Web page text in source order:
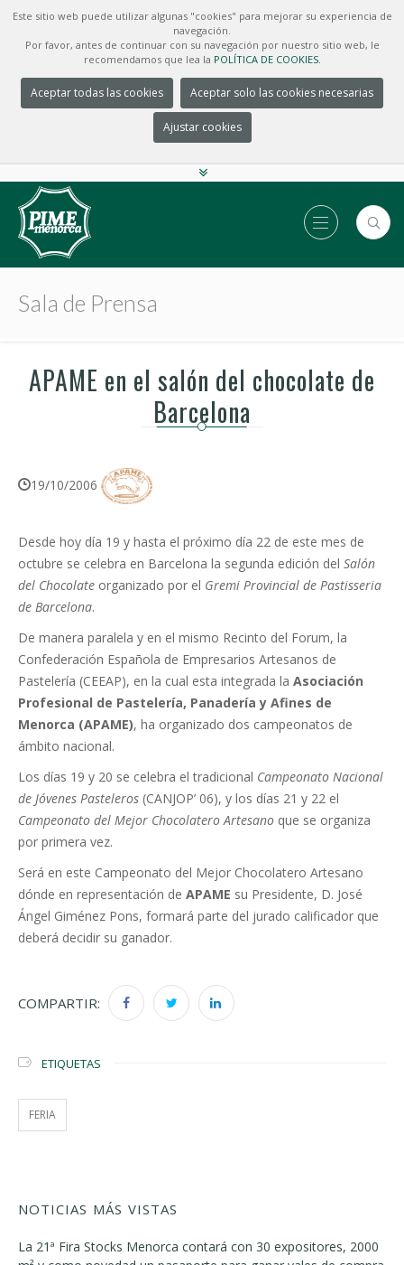
Este sitio web puede utilizar algunas "cookies" para mejorar su experiencia de
navegación.
Por favor, antes de continuar con su navegación por nuestro sitio web, le
recomendamos que lea la POLÍTICA DE COOKIES.
Aceptar todas las cookies Aceptar solo las cookies necesarias
Ajustar cookies
Sala de Prensa
APAME en el salón del chocolate de
Barcelona
19/10/2006
Desde hoy día 19 y hasta el próximo día 22 de este mes de
octubre se celebra en Barcelona la segunda edición del Salón
del Chocolate organizado por el Gremi Provincial de Pastisseria
de Barcelona.
De manera paralela y en el mismo Recinto del Forum, la
Confederación Española de Empresarios Artesanos de
Pastelería (CEEAP), en la cual esta integrada la Asociación
Profesional de Pastelería, Panadería y Afines de
Menorca (APAME), ha organizado dos campeonatos de
ámbito nacional.
Los días 19 y 20 se celebra el tradicional Campeonato Nacional
de Jóvenes Pasteleros (CANJOP’ 06), y los días 21 y 22 el
Campeonato del Mejor Chocolatero Artesano que se organiza
por primera vez.
Será en este Campeonato del Mejor Chocolatero Artesano
dónde en representación de APAME su Presidente, D. José
Ángel Giménez Pons, formará parte del jurado calificador que
deberá decidir su ganador.
COMPARTIR:
ETIQUETAS
FERIA
NOTICIAS MÁS VISTAS
La 21ª Fira Stocks Menorca contará con 30 expositores, 2000